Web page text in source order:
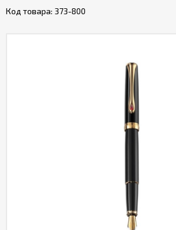
Код товара: 373-800